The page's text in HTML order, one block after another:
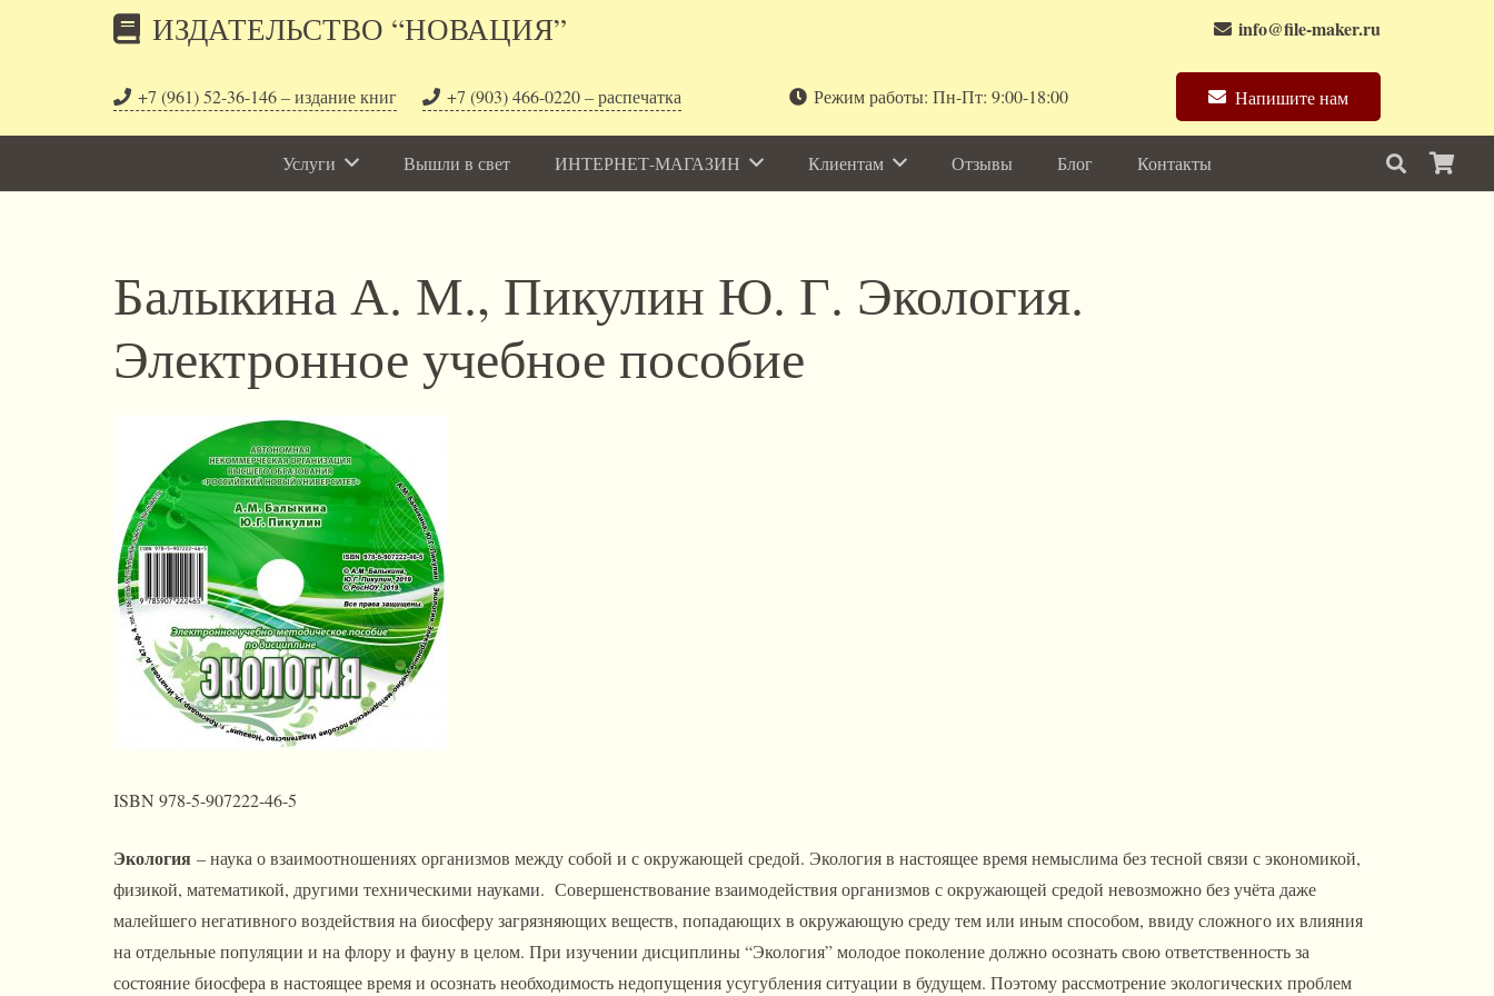
ИЗДАТЕЛЬСТВО “НОВАЦИЯ” info@file-maker.ru
+7 (961) 52-36-146 – издание книг +7 (903) 466-0220 – распечатка Режим работы: Пн-Пт: 9:00-18:00 Напишите нам
Услуги Вышли в свет ИНТЕРНЕТ-МАГАЗИН Клиентам Отзывы Блог Контакты
Балыкина А. М., Пикулин Ю. Г. Экология.
Электронное учебное пособие
ISBN 978-5-907222-46-5
Экология – наука о взаимоотношениях организмов между собой и с окружающей средой. Экология в настоящее время немыслима без тесной связи с экономикой,
физикой, математикой, другими техническими науками. Совершенствование взаимодействия организмов с окружающей средой невозможно без учёта даже
малейшего негативного воздействия на биосферу загрязняющих веществ, попадающих в окружающую среду тем или иным способом, ввиду сложного их влияния
на отдельные популяции и на флору и фауну в целом. При изучении дисциплины “Экология” молодое поколение должно осознать свою ответственность за
состояние биосфера в настоящее время и осознать необходимость недопущения усугубления ситуации в будущем. Поэтому рассмотрение экологических проблем